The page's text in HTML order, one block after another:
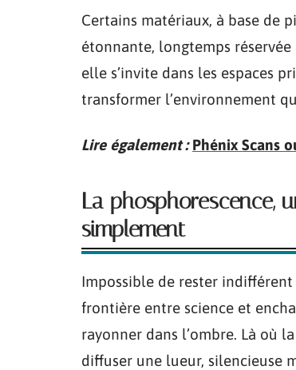
Certains matériaux, à base de
étonnante, longtemps
elle s’invite dans les espaces
transformer l’environnement
Lire également : Phénix Scans
La phosphorescence,
simplement
Impossible de rester indifférent
frontière entre science et
rayonner dans l’ombre. Là où
diffuser une lueur, silencieuse